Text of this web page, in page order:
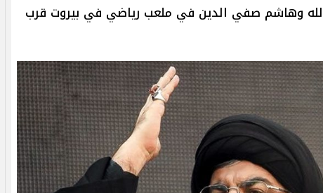
وهاشم صفي الدين في ملعب رياضي في بيروت قرب